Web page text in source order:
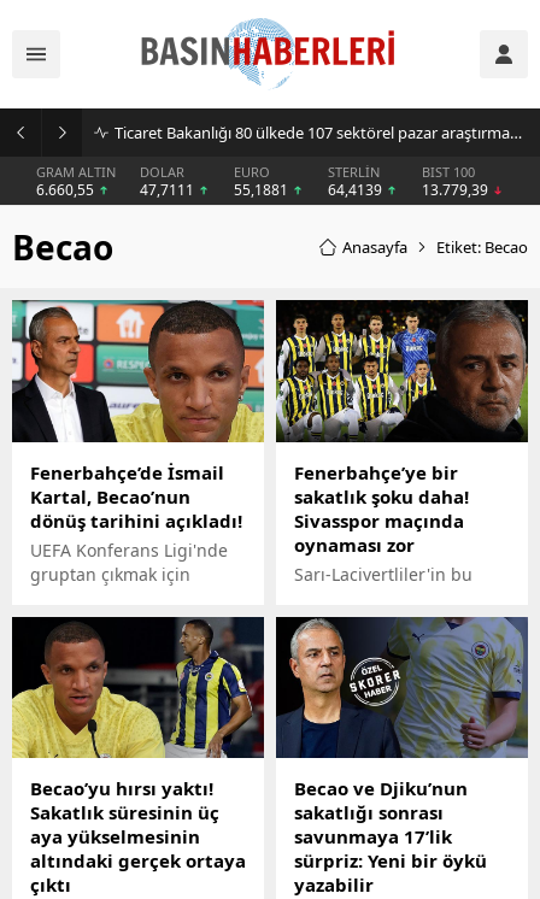
Ticaret Bakanlığı 80 ülkede 107 sektörel pazar araştırması hazırladı
GRAM ALTIN
6.660,55
DOLAR
47,7111
EURO
55,1881
STERLİN
64,4139
BIST 100
13.779,39
Becao Anasayfa Etiket: Becao
Fenerbahçe’de İsmail
Kartal, Becao’nun
dönüş tarihini açıkladı!
UEFA Konferans Ligi'nde
gruptan çıkmak için
karşılaşacak olan
Fenerbahçe'de teknik
direktör İsmail Kartal
açıklamalarda bulundu.
Fenerbahçe’ye bir
sakatlık şoku daha!
Sivasspor maçında
oynaması zor
Sarı-Lacivertliler'in bu
belada. Yıldızlarını yavaş
yavaş takıma
kazandırmayı hedeflerken
Fenerbahçe bir sakatlık
şoku daha yaşadı!
Becao’yu hırsı yaktı!
Sakatlık süresinin üç
aya yükselmesinin
altındaki gerçek ortaya
çıktı
Becao ve Djiku’nun
sakatlığı sonrası
savunmaya 17’lik
sürpriz: Yeni bir öykü
yazabilir